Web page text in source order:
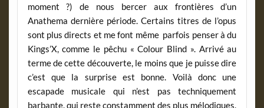
moment ?) de nous bercer aux frontières d’un
Anathema dernière période. Certains titres de l’opus
sont plus directs et me font même parfois penser à du
Kings’X, comme le pêchu « Colour Blind ». Arrivé au
terme de cette découverte, le moins que je puisse dire
c’est que la surprise est bonne. Voilà donc une
escapade musicale qui n’est pas techniquement
barbante, qui reste constamment des plus mélodiques,